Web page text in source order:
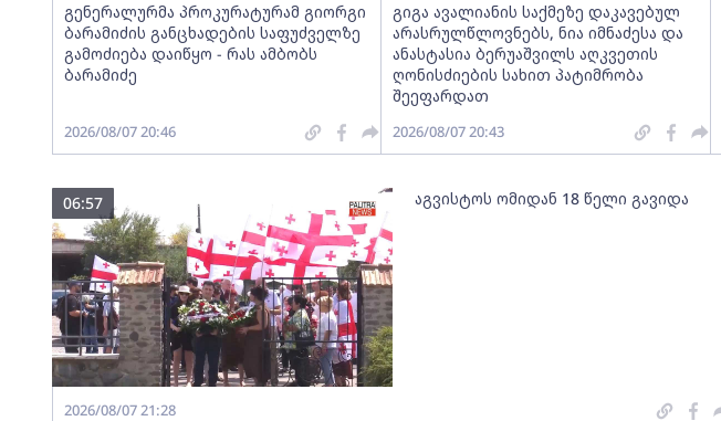
გენერალურმა პროკურატურამ გიორგი
ბარამიძის განცხადების საფუძველზე
გამოძიება დაიწყო - რას ამბობს
ბარამიძე
2026/08/07 20:46
გიგა ავალიანის საქმეზე დაკავებულ
არასრულწლოვნებს, ნია იმნაძესა და
ანასტასია ბერუაშვილს აღკვეთის
ღონისძიების სახით პატიმრობა
შეეფარდათ
2026/08/07 20:43
აგვისტოს ომიდან 18 წელი გავიდა
06:57
2026/08/07 21:28